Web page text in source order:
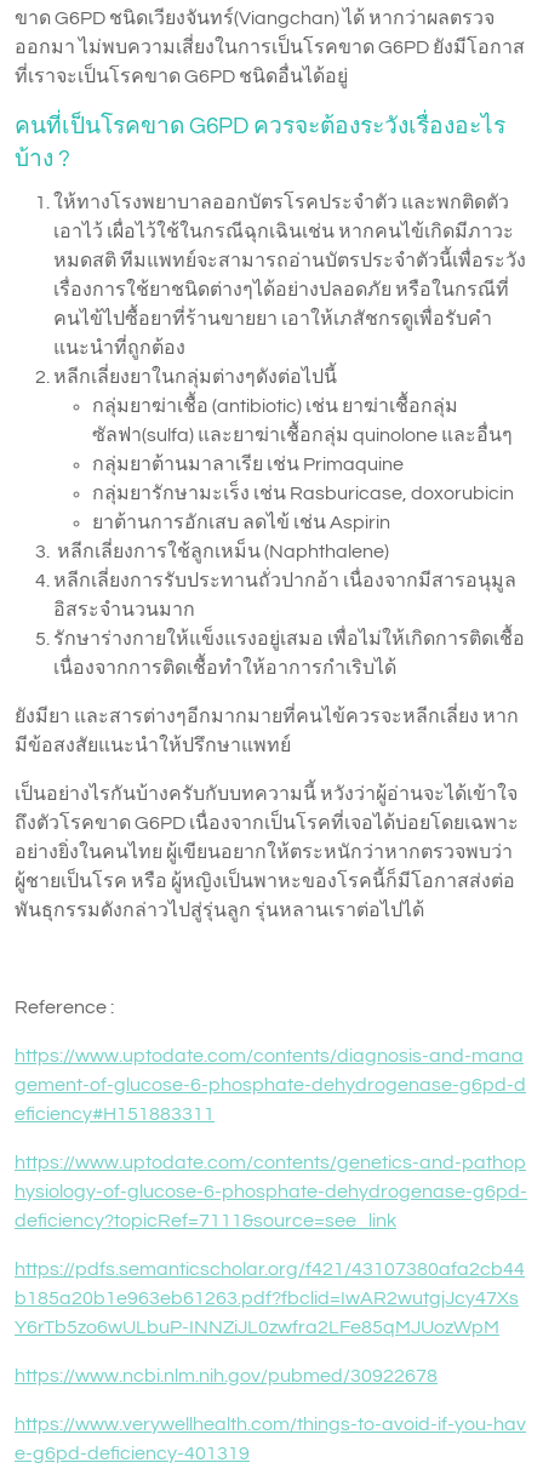
ขาด G6PD ชนิดเวียงจันทร์(Viangchan) ได้ หากว่าผลตรวจ
ออกมา ไม่พบความเสี่ยงในการเป็นโรคขาด G6PD ยังมีโอกาส
ที่เราจะเป็นโรคขาด G6PD ชนิดอื่นได้อยู่
คนที่เป็นโรคขาด G6PD ควรจะต้องระวังเรื่องอะไร
บ้าง ?
ให้ทางโรงพยาบาลออกบัตรโรคประจำตัว และพกติดตัว
เอาไว้ เผื่อไว้ใช้ในกรณีฉุกเฉินเช่น หากคนไข้เกิดมีภาวะ
หมดสติ ทีมแพทย์จะสามารถอ่านบัตรประจำตัวนี้เพื่อระวัง
เรื่องการใช้ยาชนิดต่างๆได้อย่างปลอดภัย หรือในกรณีที่
คนไข้ไปซื้อยาที่ร้านขายยา เอาให้เภสัชกรดูเพื่อรับคำ
แนะนำที่ถูกต้อง
หลีกเลี่ยงยาในกลุ่มต่างๆดังต่อไปนี้
กลุ่มยาฆ่าเชื้อ (antibiotic) เช่น ยาฆ่าเชื้อกลุ่ม
ซัลฟา(sulfa) และยาฆ่าเชื้อกลุ่ม quinolone และอื่นๆ
กลุ่มยาต้านมาลาเรีย เช่น Primaquine
กลุ่มยารักษามะเร็ง เช่น Rasburicase, doxorubicin
ยาต้านการอักเสบ ลดไข้ เช่น Aspirin
หลีกเลี่ยงการใช้ลูกเหม็น (Naphthalene)
หลีกเลี่ยงการรับประทานถั่วปากอ้า เนื่องจากมีสารอนุมูล
อิสระจำนวนมาก
รักษาร่างกายให้แข็งแรงอยู่เสมอ เพื่อไม่ให้เกิดการติดเชื้อ
เนื่องจากการติดเชื้อทำให้อาการกำเริบได้
ยังมียา และสารต่างๆอีกมากมายที่คนไข้ควรจะหลีกเลี่ยง หาก
มีข้อสงสัยแนะนำให้ปรึกษาแพทย์
เป็นอย่างไรกันบ้างครับกับบทความนี้ หวังว่าผู้อ่านจะได้เข้าใจ
ถึงตัวโรคขาด G6PD เนื่องจากเป็นโรคที่เจอได้บ่อยโดยเฉพาะ
อย่างยิ่งในคนไทย ผู้เขียนอยากให้ตระหนักว่าหากตรวจพบว่า
ผู้ชายเป็นโรค หรือ ผู้หญิงเป็นพาหะของโรคนี้ก็มีโอกาสส่งต่อ
พันธุกรรมดังกล่าวไปสู่รุ่นลูก รุ่นหลานเราต่อไปได้
Reference :
https://www.uptodate.com/contents/diagnosis-and-mana
gement-of-glucose-6-phosphate-dehydrogenase-g6pd-d
eficiency#H151883311
https://www.uptodate.com/contents/genetics-and-pathop
hysiology-of-glucose-6-phosphate-dehydrogenase-g6pd-
deficiency?topicRef=7111&source=see_link
https://pdfs.semanticscholar.org/f421/43107380afa2cb44
b185a20b1e963eb61263.pdf?fbclid=IwAR2wutgjJcy47Xs
Y6rTb5zo6wULbuP-INNZiJL0zwfra2LFe85qMJUozWpM
https://www.ncbi.nlm.nih.gov/pubmed/30922678
https://www.verywellhealth.com/things-to-avoid-if-you-hav
e-g6pd-deficiency-401319